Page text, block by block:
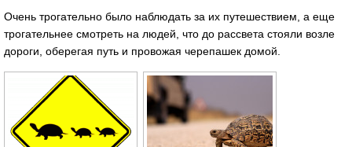
Очень трогательно было наблюдать за их путешествием, а еще
трогательнее смотреть на людей, что до рассвета стояли возле
дороги, оберегая путь и провожая черепашек домой.